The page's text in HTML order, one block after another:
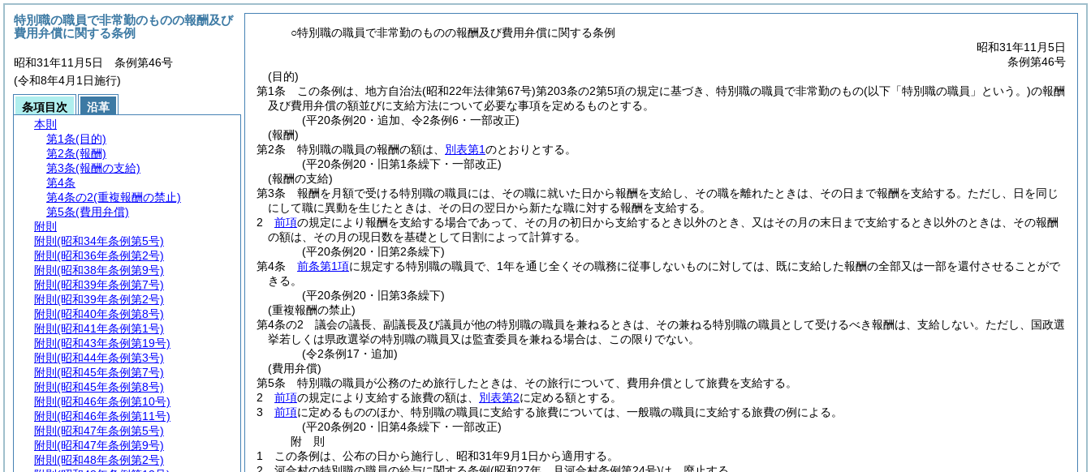
○特別職の職員で非常勤のものの報酬及び費用弁償に関する条例
昭和31年11月5日
条例第46号
(目的)
第1条
この条例は、地方自治法(昭和22年法律第67号)第203条の2第5項の規定に基づき、特別職の職員で非常勤のもの(以下「特別職の職員」という。)の報酬
及び費用弁償の額並びに支給方法について必要な事項を定めるものとする。
(平20条例20・追加、令2条例6・一部改正)
(報酬)
第2条
特別職の職員の報酬の額は、 別表第1のとおりとする。
(平20条例20・旧第1条繰下・一部改正)
(報酬の支給)
第3条
報酬を月額で受ける特別職の職員には、その職に就いた日から報酬を支給し、その職を離れたときは、その日まで報酬を支給する。 ただし、日を同じ
にして職に異動を生じたときは、その日の翌日から新たな職に対する報酬を支給する。
2
前項の規定により報酬を支給する場合であって、その月の初日から支給するとき以外のとき、又はその月の末日まで支給するとき以外のときは、その報酬
の額は、その月の現日数を基礎として日割によって計算する。
(平20条例20・旧第2条繰下)
第4条
前条第1項に規定する特別職の職員で、1年を通じ全くその職務に従事しないものに対しては、既に支給した報酬の全部又は一部を還付させることがで
きる。
(平20条例20・旧第3条繰下)
(重複報酬の禁止)
第4条の2
議会の議長、副議長及び議員が他の特別職の職員を兼ねるときは、その兼ねる特別職の職員として受けるべき報酬は、支給しない。 ただし、国政選
挙若しくは県政選挙の特別職の職員又は監査委員を兼ねる場合は、この限りでない。
(令2条例17・追加)
(費用弁償)
第5条
特別職の職員が公務のため旅行したときは、その旅行について、費用弁償として旅費を支給する。
2
前項の規定により支給する旅費の額は、 別表第2に定める額とする。
3
前項に定めるもののほか、特別職の職員に支給する旅費については、一般職の職員に支給する旅費の例による。
(平20条例20・旧第4条繰下・一部改正)
附 則
1
この条例は、公布の日から施行し、昭和31年9月1日から適用する。
特別職の職員で非常勤のものの報酬及び
費用弁償に関する条例
昭和31年11月5日 条例第46号
(令和8年4月1日施行)
条項目次
沿革
本則
第1条(目的)
第2条(報酬)
第3条(報酬の支給)
第4条
第4条の2(重複報酬の禁止)
第5条(費用弁償)
附則
附則 (昭和34年条例第5号)
附則 (昭和36年条例第2号)
附則 (昭和38年条例第9号)
附則 (昭和39年条例第7号)
附則 (昭和39年条例第2号)
附則 (昭和40年条例第8号)
附則 (昭和41年条例第1号)
附則 (昭和43年条例第19号)
附則 (昭和44年条例第3号)
附則 (昭和45年条例第7号)
附則 (昭和45年条例第8号)
附則 (昭和46年条例第10号)
附則 (昭和46年条例第11号)
附則 (昭和47年条例第5号)
附則 (昭和47年条例第9号)
附則 (昭和48年条例第2号)